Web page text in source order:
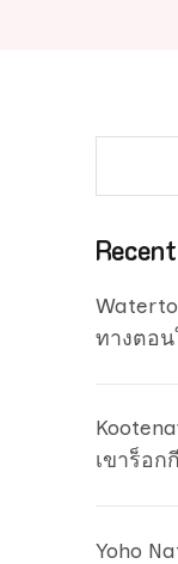
ทางตอ
เขาร็อกกี
Yoho